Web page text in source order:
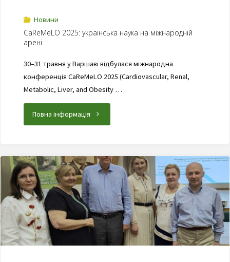
Новини
CaReMeLO 2025: українська наука на міжнародній
арені
30–31 травня у Варшаві відбулася міжнародна
конференція CaReMeLO 2025 (Cardiovascular, Renal,
Metabolic, Liver, and Obesity …
Повна інформація